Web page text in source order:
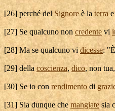
[26] perché del Signoreè la terrae
[27] Se qualcuno non credente vi
[28] Ma se qualcuno vidicesse:
[29] dellacoscienza,dico, non
[30] Se io conrendimento di
[31] Sia dunque chemangiate sia